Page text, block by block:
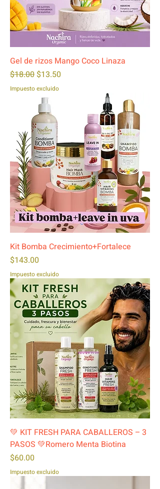
Gel de rizos Mango Coco Linaza
Precio
$18.00 Precio de oferta
$13.50
Impuesto excluido
Kit Bomba Crecimiento+Fortalece
Precio
$143.00
Impuesto excluido
💚 KIT FRESH PARA CABALLEROS – 3
PASOS 💚Romero Menta Biotina
Precio
$60.00
Impuesto excluido